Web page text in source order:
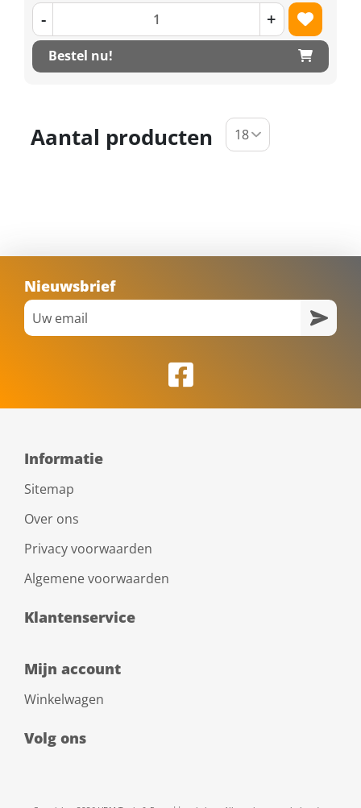
- +
Bestel nu!
Aantal producten
Nieuwsbrief
Informatie
Sitemap
Over ons
Privacy voorwaarden
Algemene voorwaarden
Klantenservice
Mijn account
Winkelwagen
Volg ons